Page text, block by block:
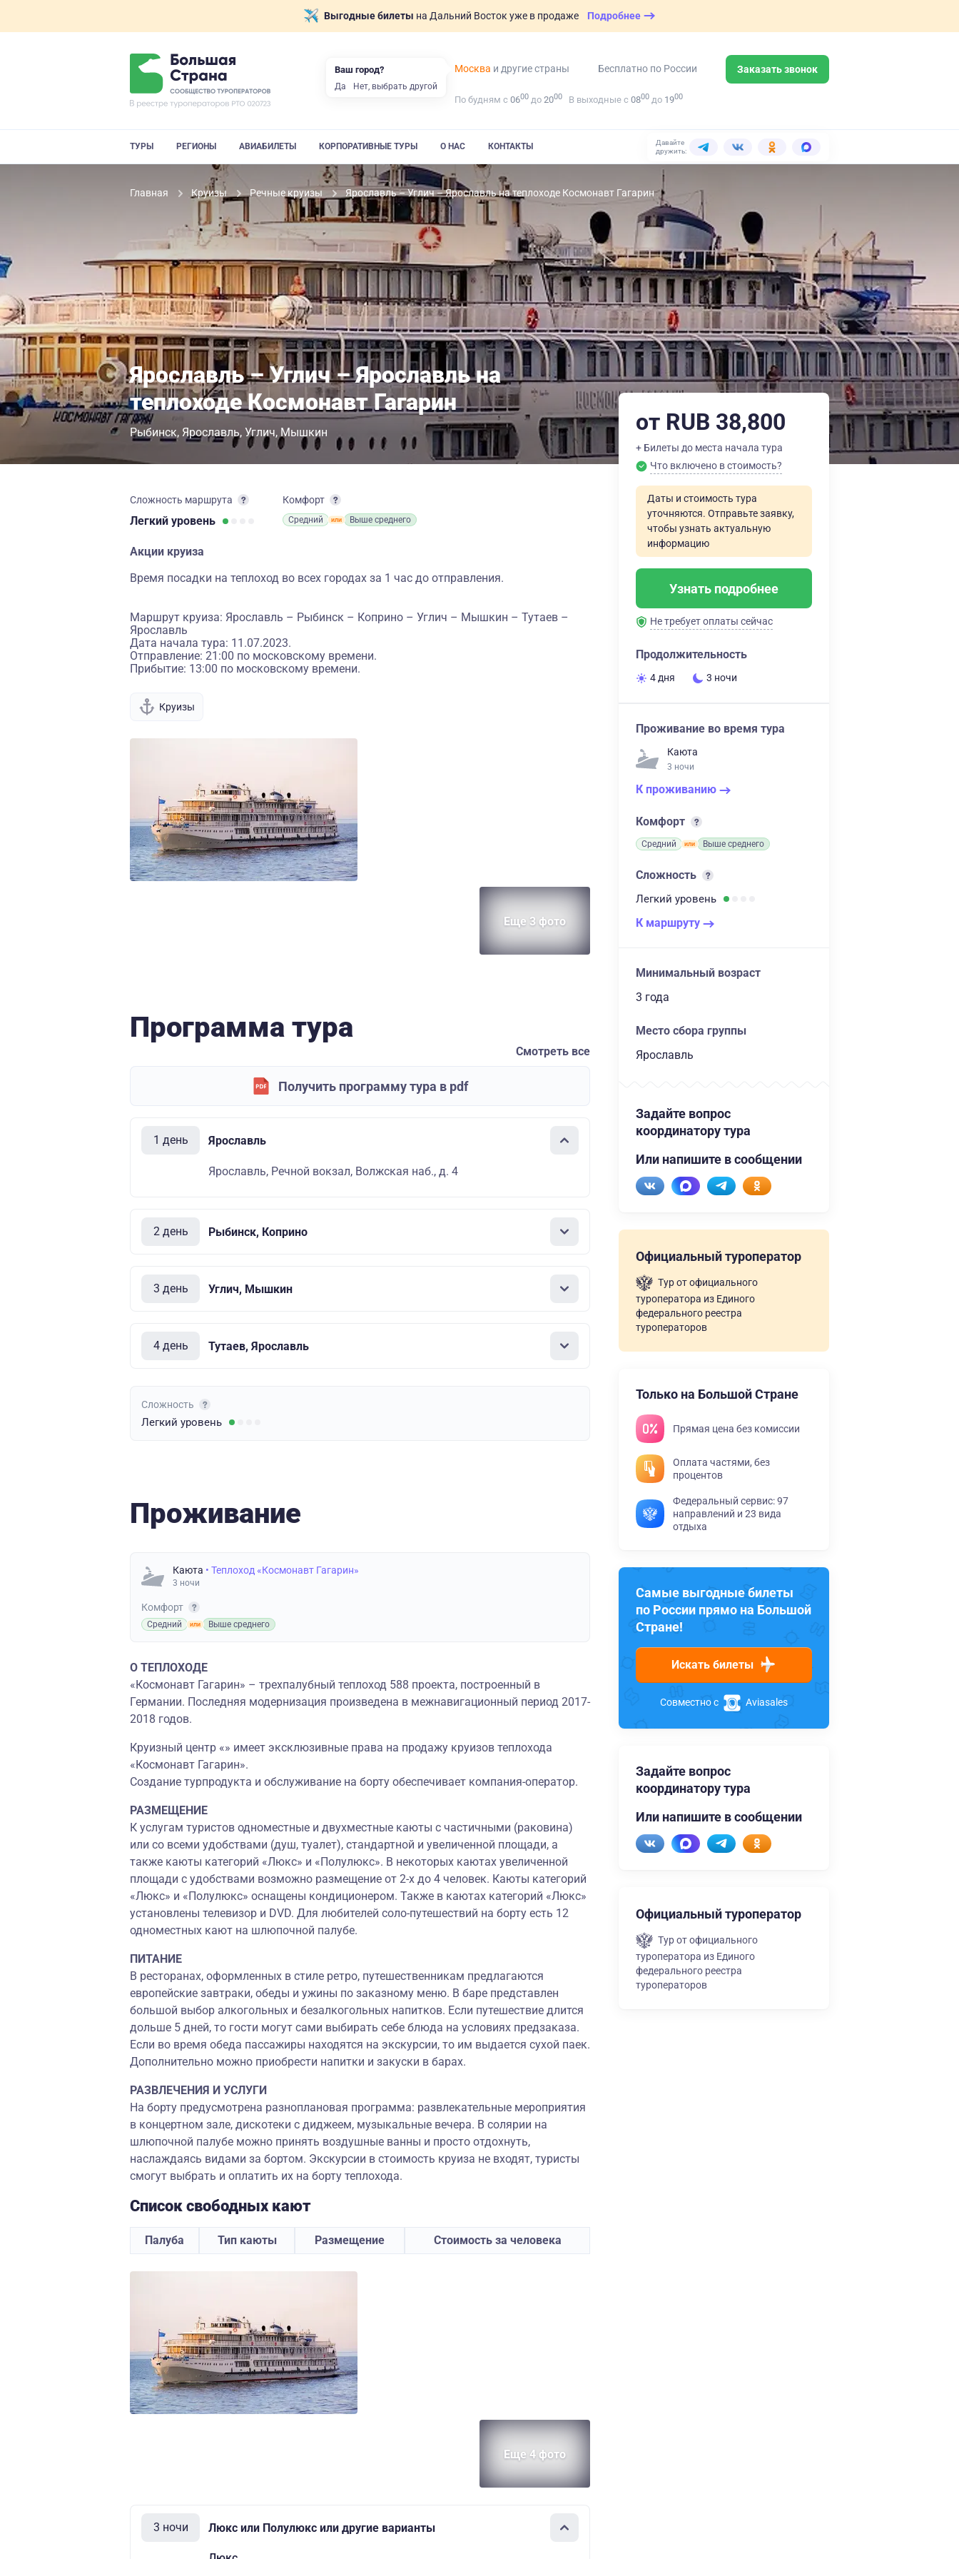
Выгодные билеты на Дальний Восток уже в продаже Подробнее
Москва и другие страны Бесплатно по России Заказать звонок
По будням с 0600 до 2000 В выходные с 0800 до 1900
ТУРЫ РЕГИОНЫ АВИАБИЛЕТЫ КОРПОРАТИВНЫЕ ТУРЫ О НАС КОНТАКТЫ
Давайте
дружить:
Главная Круизы Речные круизы Ярославль – Углич – Ярославль на теплоходе Космонавт Гагарин
Ярославль – Углич – Ярославль на
теплоходе Космонавт Гагарин
Рыбинск Ярославль Углич Мышкин
Сложность маршрута
Легкий уровень
Комфорт
Средний Выше среднего
Акции круиза
Время посадки на теплоход во всех городах за 1 час до отправления.
Маршрут круиза: Ярославль – Рыбинск – Коприно – Углич – Мышкин – Тутаев –
Ярославль
Дата начала тура: 11.07.2023.
Отправление: 21:00 по московскому времени.
Прибытие: 13:00 по московскому времени.
Круизы
Еще 3 фото
Программа тура
Смотреть все
Получить программу тура в pdf
1 день Ярославль
Ярославль, Речной вокзал, Волжская наб., д. 4
2 день Рыбинск, Коприно
3 день Углич, Мышкин
4 день Тутаев, Ярославль
Сложность
Легкий уровень
Проживание
Каюта • Теплоход «Космонавт Гагарин»
3 ночи
Комфорт
Средний Выше среднего
О ТЕПЛОХОДЕ
«Космонавт Гагарин» – трехпалубный теплоход 588 проекта, построенный в
Германии. Последняя модернизация произведена в межнавигационный период 2017-
2018 годов.
Круизный центр «» имеет эксклюзивные права на продажу круизов теплохода
«Космонавт Гагарин».
Создание турпродукта и обслуживание на борту обеспечивает компания-оператор.
РАЗМЕЩЕНИЕ
К услугам туристов одноместные и двухместные каюты с частичными (раковина)
или со всеми удобствами (душ, туалет), стандартной и увеличенной площади, а
также каюты категорий «Люкс» и «Полулюкс». В некоторых каютах увеличенной
площади с удобствами возможно размещение от 2-х до 4 человек. Каюты категорий
«Люкс» и «Полулюкс» оснащены кондиционером. Также в каютах категорий «Люкс»
установлены телевизор и DVD. Для любителей соло-путешествий на борту есть 12
одноместных кают на шлюпочной палубе.
ПИТАНИЕ
В ресторанах, оформленных в стиле ретро, путешественникам предлагаются
европейские завтраки, обеды и ужины по заказному меню. В баре представлен
большой выбор алкогольных и безалкогольных напитков. Если путешествие длится
дольше 5 дней, то гости могут сами выбирать себе блюда на условиях предзаказа.
Если во время обеда пассажиры находятся на экскурсии, то им выдается сухой паек.
Дополнительно можно приобрести напитки и закуски в барах.
РАЗВЛЕЧЕНИЯ И УСЛУГИ
На борту предусмотрена разноплановая программа: развлекательные мероприятия
в концертном зале, дискотеки с диджеем, музыкальные вечера. В солярии на
шлюпочной палубе можно принять воздушные ванны и просто отдохнуть,
наслаждаясь видами за бортом. Экскурсии в стоимость круиза не входят, туристы
смогут выбрать и оплатить их на борту теплохода.
Список свободных кают
Палуба Тип каюты Размещение Стоимость за человека
Еще 4 фото
3 ночи Люкс или Полулюкс или другие варианты
от RUB 38,800
+ Билеты до места начала тура
Что включено в стоимость?
Даты и стоимость тура
уточняются. Отправьте заявку,
чтобы узнать актуальную
информацию
Узнать подробнее
Не требует оплаты сейчас
Продолжительность
4 дня 3 ночи
Проживание во время тура
Каюта
3 ночи
К проживанию
Комфорт
Средний Выше среднего
Сложность
Легкий уровень
К маршруту
Минимальный возраст
3 года
Место сбора группы
Ярославль
Задайте вопрос
координатору тура
Или напишите в сообщении
Официальный туроператор
Тур от официального
туроператора из Единого
федерального реестра
туроператоров
Только на Большой Стране
Прямая цена без комиссии
Оплата частями, без
процентов
Федеральный сервис: 97
направлений и 23 вида
отдыха
Самые выгодные билеты
по России прямо на Большой
Стране!
Искать билеты
Совместно с Aviasales
Задайте вопрос
координатору тура
Или напишите в сообщении
Официальный туроператор
Тур от официального
туроператора из Единого
федерального реестра
туроператоров
Ваш город?
Да Нет, выбрать другой